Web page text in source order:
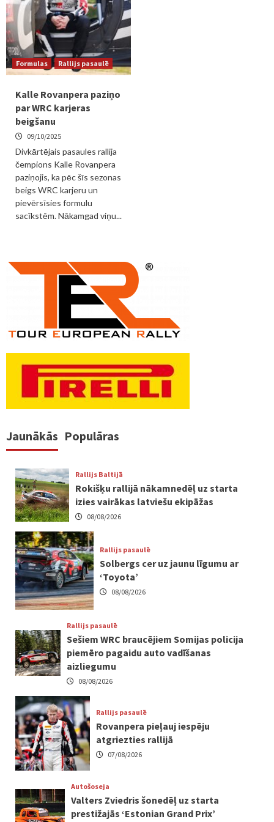
Formulas Rallijs pasaulē
Kalle Rovanpera paziņo
par WRC karjeras
beigšanu
09/10/2025
Divkārtējais pasaules rallija
čempions Kalle Rovanpera
paziņojis, ka pēc šīs sezonas
beigs WRC karjeru un
pievērsīsies formulu
sacīkstēm. Nākamgad viņu...
Jaunākās Populāras
Rallijs Baltijā
Rokišķu rallijā nākamnedēļ uz starta
izies vairākas latviešu ekipāžas
08/08/2026
Rallijs pasaulē
Solbergs cer uz jaunu līgumu ar
‘Toyota’
08/08/2026
Rallijs pasaulē
Sešiem WRC braucējiem Somijas policija
piemēro pagaidu auto vadīšanas
aizliegumu
08/08/2026
Rallijs pasaulē
Rovanpera pieļauj iespēju
atgriezties rallijā
07/08/2026
Autošoseja
Valters Zviedris šonedēļ uz starta
prestižajās ‘Estonian Grand Prix’